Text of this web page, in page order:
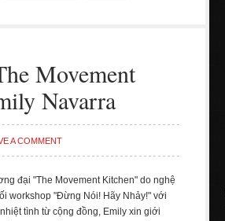
Movement
Navarra
A COMMENT
đại "The Movement Kitchen" do nghệ
workshop "Đừng Nói! Hãy Nhảy!" với
tình từ cộng đồng, Emily xin giới